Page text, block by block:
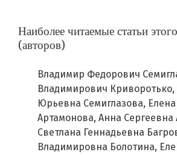
Наиболее читаемые статьи
(авторов)
Владимир Федорович
Владимирович Криворотько,
Юрьевна Семиглазова,
Артамонова, Анна Сергеевна
Светлана Геннадьевна
Владимировна Болотина,